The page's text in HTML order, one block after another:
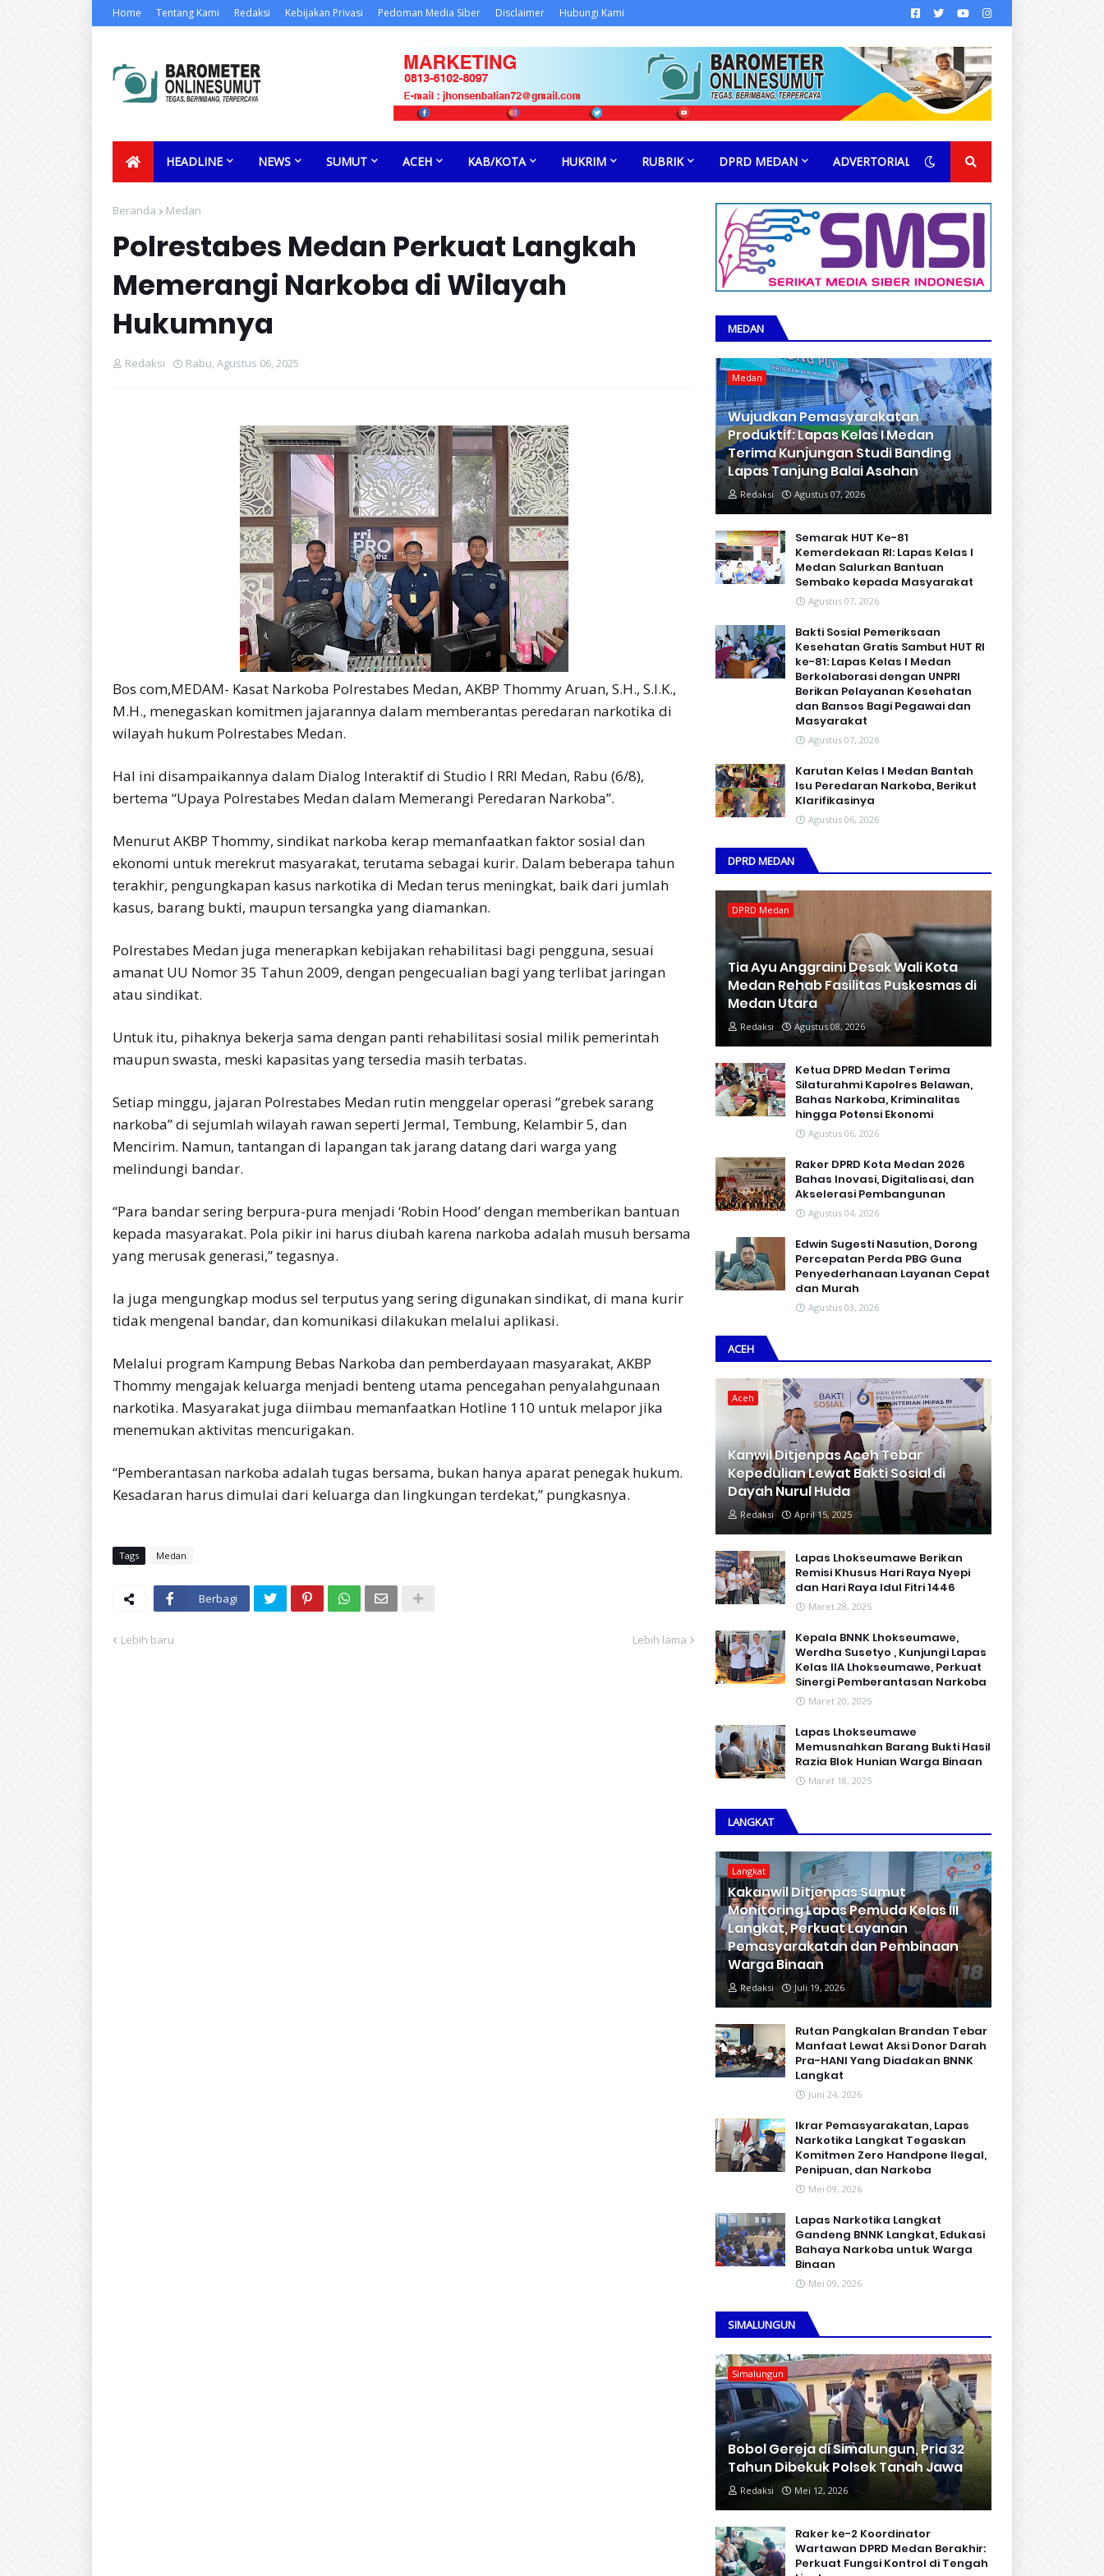
Home Tentang Kami Redaksi Kebijakan Privasi Pedoman Media Siber Disclaimer Hubungi Kami
HEADLINE NEWS SUMUT ACEH KAB/KOTA HUKRIM RUBRIK DPRD MEDAN ADVERTORIAL
Beranda Medan
Polrestabes Medan Perkuat Langkah
Memerangi Narkoba di Wilayah
Hukumnya
Redaksi Rabu, Agustus 06, 2025
Bos com,MEDAM- Kasat Narkoba Polrestabes Medan, AKBP Thommy Aruan, S.H., S.I.K.,
M.H., menegaskan komitmen jajarannya dalam memberantas peredaran narkotika di
wilayah hukum Polrestabes Medan.
Hal ini disampaikannya dalam Dialog Interaktif di Studio I RRI Medan, Rabu (6/8),
bertema “Upaya Polrestabes Medan dalam Memerangi Peredaran Narkoba”.
Menurut AKBP Thommy, sindikat narkoba kerap memanfaatkan faktor sosial dan
ekonomi untuk merekrut masyarakat, terutama sebagai kurir. Dalam beberapa tahun
terakhir, pengungkapan kasus narkotika di Medan terus meningkat, baik dari jumlah
kasus, barang bukti, maupun tersangka yang diamankan.
Polrestabes Medan juga menerapkan kebijakan rehabilitasi bagi pengguna, sesuai
amanat UU Nomor 35 Tahun 2009, dengan pengecualian bagi yang terlibat jaringan
atau sindikat.
Untuk itu, pihaknya bekerja sama dengan panti rehabilitasi sosial milik pemerintah
maupun swasta, meski kapasitas yang tersedia masih terbatas.
Setiap minggu, jajaran Polrestabes Medan rutin menggelar operasi “grebek sarang
narkoba” di sejumlah wilayah rawan seperti Jermal, Tembung, Kelambir 5, dan
Mencirim. Namun, tantangan di lapangan tak jarang datang dari warga yang
melindungi bandar.
“Para bandar sering berpura-pura menjadi ‘Robin Hood’ dengan memberikan bantuan
kepada masyarakat. Pola pikir ini harus diubah karena narkoba adalah musuh bersama
yang merusak generasi,” tegasnya.
Ia juga mengungkap modus sel terputus yang sering digunakan sindikat, di mana kurir
tidak mengenal bandar, dan komunikasi dilakukan melalui aplikasi.
Melalui program Kampung Bebas Narkoba dan pemberdayaan masyarakat, AKBP
Thommy mengajak keluarga menjadi benteng utama pencegahan penyalahgunaan
narkotika. Masyarakat juga diimbau memanfaatkan Hotline 110 untuk melapor jika
menemukan aktivitas mencurigakan.
“Pemberantasan narkoba adalah tugas bersama, bukan hanya aparat penegak hukum.
Kesadaran harus dimulai dari keluarga dan lingkungan terdekat,” pungkasnya.
Tags Medan
Berbagi
Lebih baru Lebih lama
MEDAN
Medan
Wujudkan Pemasyarakatan
Produktif: Lapas Kelas I Medan
Terima Kunjungan Studi Banding
Lapas Tanjung Balai Asahan
Redaksi Agustus 07, 2026
Semarak HUT Ke-81
Kemerdekaan RI: Lapas Kelas I
Medan Salurkan Bantuan
Sembako kepada Masyarakat
Agustus 07, 2026
Bakti Sosial Pemeriksaan
Kesehatan Gratis Sambut HUT RI
ke-81: Lapas Kelas I Medan
Berkolaborasi dengan UNPRI
Berikan Pelayanan Kesehatan
dan Bansos Bagi Pegawai dan
Masyarakat
Agustus 07, 2026
Karutan Kelas I Medan Bantah
Isu Peredaran Narkoba, Berikut
Klarifikasinya
Agustus 06, 2026
DPRD MEDAN
DPRD Medan
Tia Ayu Anggraini Desak Wali Kota
Medan Rehab Fasilitas Puskesmas di
Medan Utara
Redaksi Agustus 08, 2026
Ketua DPRD Medan Terima
Silaturahmi Kapolres Belawan,
Bahas Narkoba, Kriminalitas
hingga Potensi Ekonomi
Agustus 06, 2026
Raker DPRD Kota Medan 2026
Bahas Inovasi, Digitalisasi, dan
Akselerasi Pembangunan
Agustus 04, 2026
Edwin Sugesti Nasution, Dorong
Percepatan Perda PBG Guna
Penyederhanaan Layanan Cepat
dan Murah
Agustus 03, 2026
ACEH
Aceh
Kanwil Ditjenpas Aceh Tebar
Kepedulian Lewat Bakti Sosial di
Dayah Nurul Huda
Redaksi April 15, 2025
Lapas Lhokseumawe Berikan
Remisi Khusus Hari Raya Nyepi
dan Hari Raya Idul Fitri 1446
Maret 28, 2025
Kepala BNNK Lhokseumawe,
Werdha Susetyo , Kunjungi Lapas
Kelas IIA Lhokseumawe, Perkuat
Sinergi Pemberantasan Narkoba
Maret 20, 2025
Lapas Lhokseumawe
Memusnahkan Barang Bukti Hasil
Razia Blok Hunian Warga Binaan
Maret 18, 2025
LANGKAT
Langkat
Kakanwil Ditjenpas Sumut
Monitoring Lapas Pemuda Kelas III
Langkat, Perkuat Layanan
Pemasyarakatan dan Pembinaan
Warga Binaan
Redaksi Juli 19, 2026
Rutan Pangkalan Brandan Tebar
Manfaat Lewat Aksi Donor Darah
Pra-HANI Yang Diadakan BNNK
Langkat
Juni 24, 2026
Ikrar Pemasyarakatan, Lapas
Narkotika Langkat Tegaskan
Komitmen Zero Handpone llegal,
Penipuan, dan Narkoba
Mei 09, 2026
Lapas Narkotika Langkat
Gandeng BNNK Langkat, Edukasi
Bahaya Narkoba untuk Warga
Binaan
Mei 09, 2026
SIMALUNGUN
Simalungun
Bobol Gereja di Simalungun, Pria 32
Tahun Dibekuk Polsek Tanah Jawa
Redaksi Mei 12, 2026
Raker ke-2 Koordinator
Wartawan DPRD Medan Berakhir:
Perkuat Fungsi Kontrol di Tengah